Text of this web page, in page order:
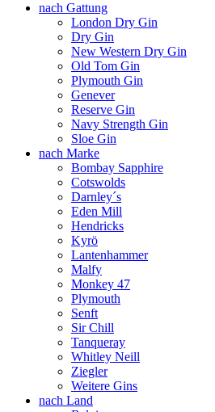
nach Gattung
London Dry Gin
Dry Gin
New Western Dry Gin
Old Tom Gin
Plymouth Gin
Genever
Reserve Gin
Navy Strength Gin
Sloe Gin
nach Marke
Bombay Sapphire
Cotswolds
Darnley´s
Eden Mill
Hendricks
Kyrö
Lantenhammer
Malfy
Monkey 47
Plymouth
Senft
Sir Chill
Tanqueray
Whitley Neill
Ziegler
Weitere Gins
nach Land